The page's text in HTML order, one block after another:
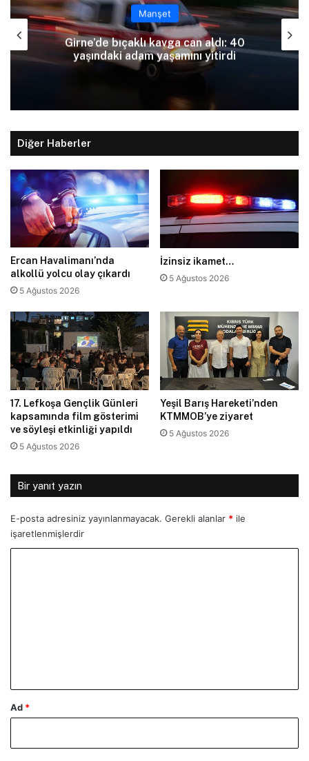
Manşet
Girne’de bıçaklı kavga can aldı: 40
yaşındaki adam yaşamını yitirdi
Diğer Haberler
Ercan Havalimanı’nda
alkollü yolcu olay çıkardı
5 Ağustos 2026
İzinsiz ikamet…
5 Ağustos 2026
17. Lefkoşa Gençlik Günleri
kapsamında film gösterimi
ve söyleşi etkinliği yapıldı
5 Ağustos 2026
Yeşil Barış Hareketi’nden
KTMMOB’ye ziyaret
5 Ağustos 2026
Bir yanıt yazın
E-posta adresiniz yayınlanmayacak. Gerekli alanlar * ile
işaretlenmişlerdir
Ad *